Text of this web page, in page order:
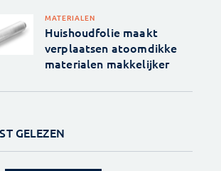
MATERIALEN
Huishoudfolie maakt
verplaatsen atoomdikke
materialen makkelijker
GELEZEN